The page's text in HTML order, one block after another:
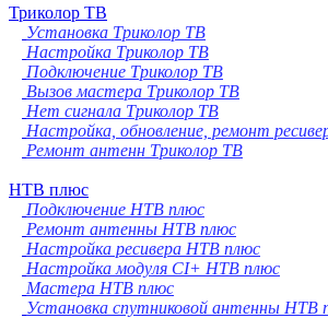
Триколор ТВ
Установка Триколор ТВ
Настройка Триколор ТВ
Подключение Триколор ТВ
Вызов мастера Триколор ТВ
Нет сигнала Триколор ТВ
Настройка, обновление, ремонт
Ремонт антенн Триколор ТВ
НТВ плюс
Подключение НТВ плюс
Ремонт антенны НТВ плюс
Настройка ресивера НТВ плюс
Настройка модуля CI+ НТВ плюс
Мастера НТВ плюс
Установка спутниковой антенны НТВ